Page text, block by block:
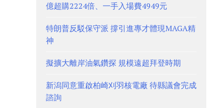
億超購2224倍、一手入場費4949元
特朗普反駁保守派 撐引進專才體現MAGA精
神
擬擴大離岸油氣鑽探 規模遠超拜登時期
新潟同意重啟柏崎刈羽核電廠 待縣議會完成
諮詢